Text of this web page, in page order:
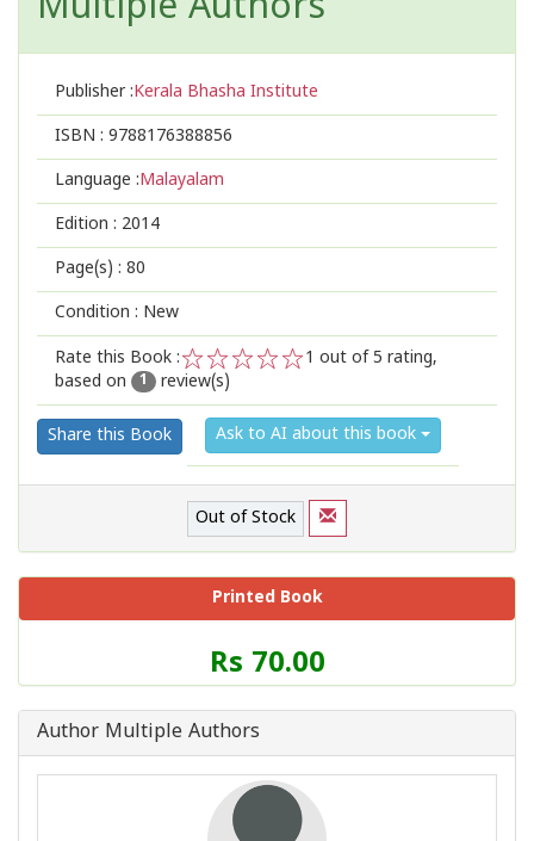
Multiple Authors
Publisher :Kerala Bhasha Institute
ISBN : 9788176388856
Language :Malayalam
Edition : 2014
Page(s) : 80
Condition : New
Rate this Book :
2
1
1 out of 5 rating,
based on
1 review(s)
Share this Book Ask to AI about this book
Out of Stock
Printed Book
Price
of
Book
Rs 70.00
Author Multiple Authors